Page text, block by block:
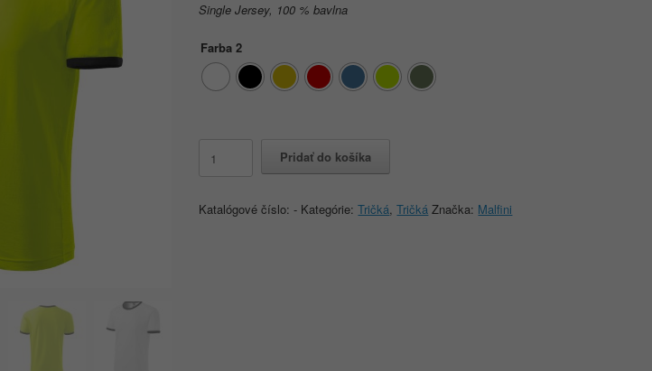
Single Jersey, 100 % bavlna
Farba 2
Infinity
Pridať do košíka
Katalógové číslo:- Kategórie:Tričká,Tričká Značka: Malfini